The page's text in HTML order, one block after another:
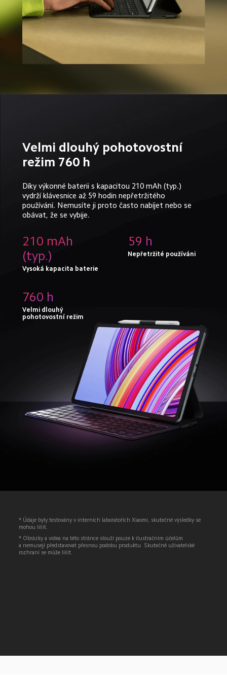
Velmi dlouhý pohotovostní
režim 760 h
Díky výkonné baterii s kapacitou 210 mAh (typ.)
vydrží klávesnice až 59 hodin nepřetržitého
používání. Nemusíte ji proto často nabíjet nebo se
obávat, že se vybije.
210 mAh
(typ.)
Vysoká kapacita baterie
59 h
Nepřetržité používáni
760 h
Velmi dlouhý
pohotovostní režim
* Údaje byly testovány v interních laboratořích Xiaomi, skutečné výsledky se
mohou lišit.
* Obrázky a videa na této stránce slouží pouze k ilustračním účelům
a nemusejí představovat přesnou podobu produktu. Skutečné uživatelské
rozhraní se může lišit.